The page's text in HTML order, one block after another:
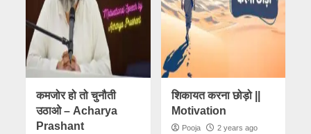
कमजोर हो तो चुनौती
उठाओ – Acharya
Prashant
शिकायत करना छोड़ो ||
Motivation
Pooja 2 years ago